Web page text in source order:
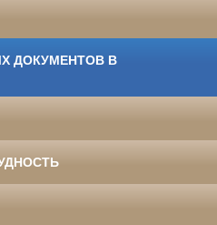
ДОКУМЕНТОВ В